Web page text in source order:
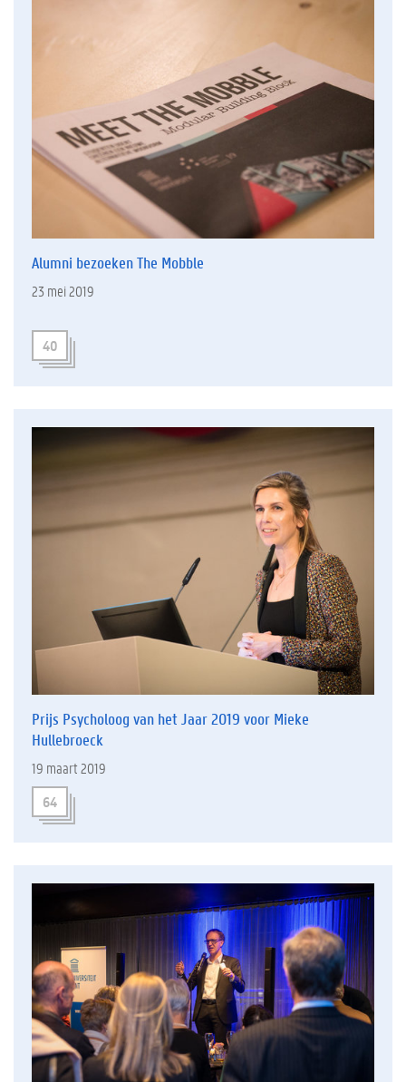
Alumni bezoeken The Mobble
23 mei 2019
40
Prijs Psycholoog van het Jaar 2019 voor Mieke
Hullebroeck
19 maart 2019
64